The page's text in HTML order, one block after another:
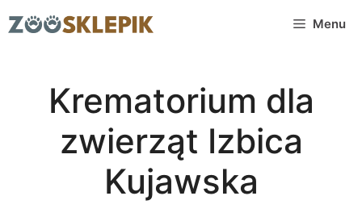
do
Menu
Krematorium dla
zwierząt Izbica
Kujawska